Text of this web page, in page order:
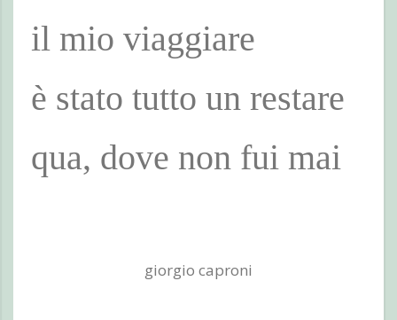
il mio viaggiare
è stato tutto un restare
qua, dove non fui mai
giorgio caproni